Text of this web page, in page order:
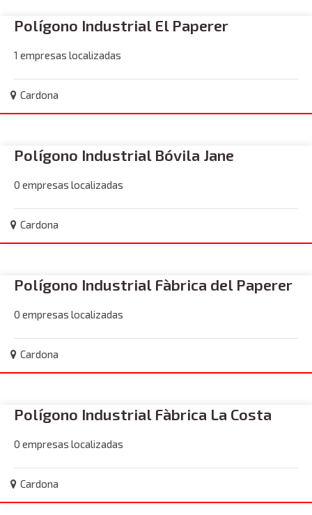
Polígono Industrial El Paperer
1 empresas localizadas
Cardona
Polígono Industrial Bóvila Jane
0 empresas localizadas
Cardona
Polígono Industrial Fàbrica del Paperer
0 empresas localizadas
Cardona
Polígono Industrial Fàbrica La Costa
0 empresas localizadas
Cardona